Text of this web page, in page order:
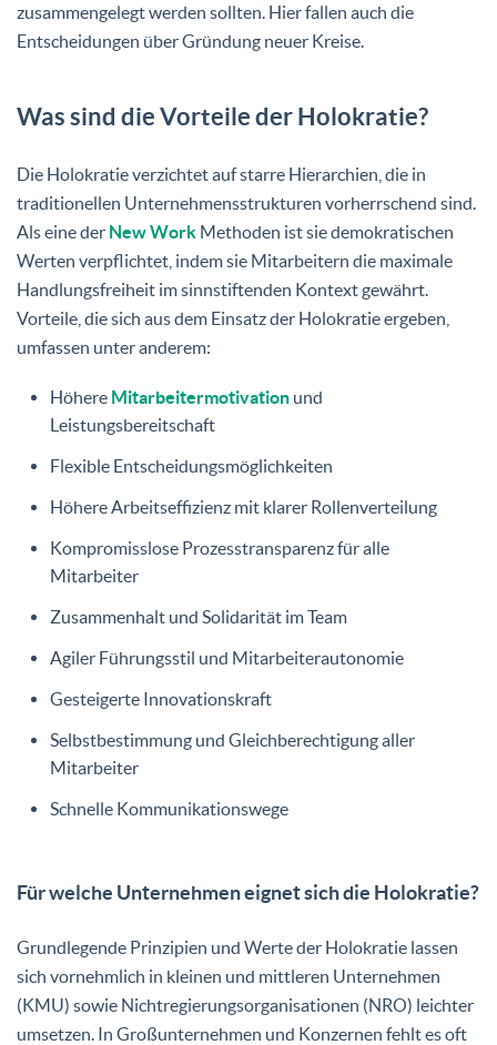
zusammengelegt werden sollten. Hier fallen auch die
Entscheidungen über Gründung neuer Kreise.
Was sind die Vorteile der Holokratie?
Die Holokratie verzichtet auf starre Hierarchien, die in
traditionellen Unternehmensstrukturen vorherrschend sind.
Als eine der New Work Methoden ist sie demokratischen
Werten verpflichtet, indem sie Mitarbeitern die maximale
Handlungsfreiheit im sinnstiftenden Kontext gewährt.
Vorteile, die sich aus dem Einsatz der Holokratie ergeben,
umfassen unter anderem:
Höhere Mitarbeitermotivation und
Leistungsbereitschaft
Flexible Entscheidungsmöglichkeiten
Höhere Arbeitseffizienz mit klarer Rollenverteilung
Kompromisslose Prozesstransparenz für alle
Mitarbeiter
Zusammenhalt und Solidarität im Team
Agiler Führungsstil und Mitarbeiterautonomie
Gesteigerte Innovationskraft
Selbstbestimmung und Gleichberechtigung aller
Mitarbeiter
Schnelle Kommunikationswege
Für welche Unternehmen eignet sich die Holokratie?
Grundlegende Prinzipien und Werte der Holokratie lassen
sich vornehmlich in kleinen und mittleren Unternehmen
(KMU) sowie Nichtregierungsorganisationen (NRO) leichter
umsetzen. In Großunternehmen und Konzernen fehlt es oft